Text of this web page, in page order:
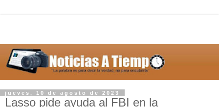
jueves, 10 de agosto de 2023
Lasso pide ayuda al FBI en la